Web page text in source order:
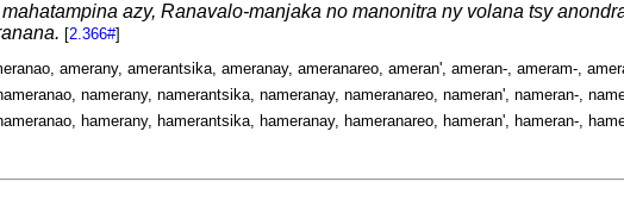
azy, Ranavalo-manjaka no manonitra ny volana tsy
[2.366#]
amerany, amerantsika, ameranay, ameranareo, ameran', ameran-, ameram-,
namerany, namerantsika, nameranay, nameranareo, nameran', nameran-,
hamerany, hamerantsika, hameranay, hameranareo, hameran', hameran-,